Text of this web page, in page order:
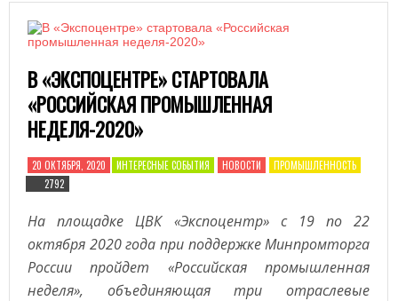
В «ЭКСПОЦЕНТРЕ» СТАРТОВАЛА
«РОССИЙСКАЯ ПРОМЫШЛЕННАЯ
НЕДЕЛЯ-2020»
20 ОКТЯБРЯ, 2020 ИНТЕРЕСНЫЕ СОБЫТИЯ НОВОСТИ
ПРОМЫШЛЕННОСТЬ
2792
На площадке ЦВК «Экспоцентр» с 19 по 22
октября 2020 года при поддержке Минпромторга
России пройдет «Российская промышленная
неделя», объединяющая три отраслевые